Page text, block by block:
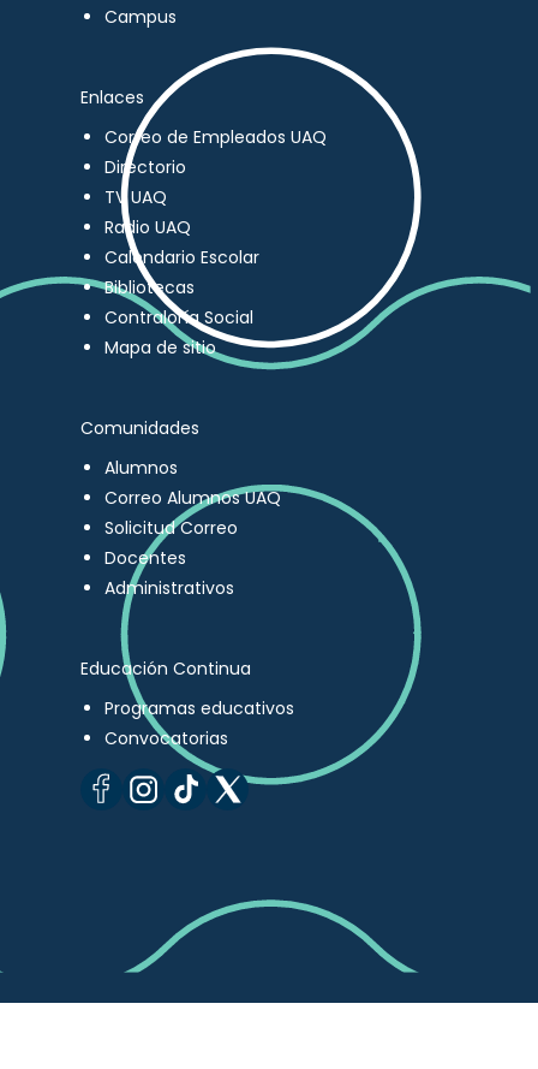
Campus
Enlaces
Correo de Empleados UAQ
Directorio
TV UAQ
Radio UAQ
Calendario Escolar
Bibliotecas
Contraloría Social
Mapa de sitio
Comunidades
Alumnos
Correo Alumnos UAQ
Solicitud Correo
Docentes
Administrativos
Educación Continua
Programas educativos
Convocatorias